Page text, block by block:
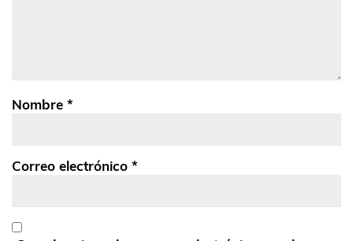
Nombre *
Correo electrónico *